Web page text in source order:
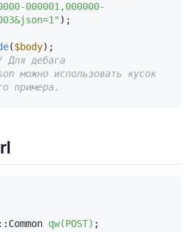
000001,000000-
);
($body
Для дебага
можно использовать кусок
примера.
qw(POST) ;